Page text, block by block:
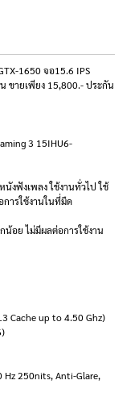
1650 จอ15.6 IPS
ขายเพียง 15,800.- ประกัน
3 15IHU6-
งฟังเพลง ใช้งานทั่วไป ใช้
ารใช้งานในที่มืด
น้อย ไม่มีผลต่อการใช้งาน
Cache up to 4.50 Ghz)
Hz 250nits, Anti-Glare,